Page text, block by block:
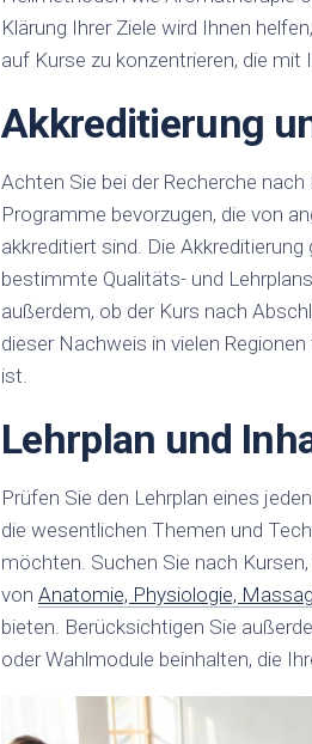
Klärung Ihrer Ziele wird Ihnen
auf Kurse zu konzentrieren, die
Akkreditierung
Achten Sie bei der Recherche
Programme bevorzugen, die von
akkreditiert sind. Die
bestimmte Qualitäts- und
außerdem, ob der Kurs nach
dieser Nachweis in vielen
ist.
Lehrplan und
Prüfen Sie den Lehrplan eines
die wesentlichen Themen und
möchten. Suchen Sie nach
von Anatomie, Physiologie,
bieten. Berücksichtigen Sie
oder Wahlmodule beinhalten, die